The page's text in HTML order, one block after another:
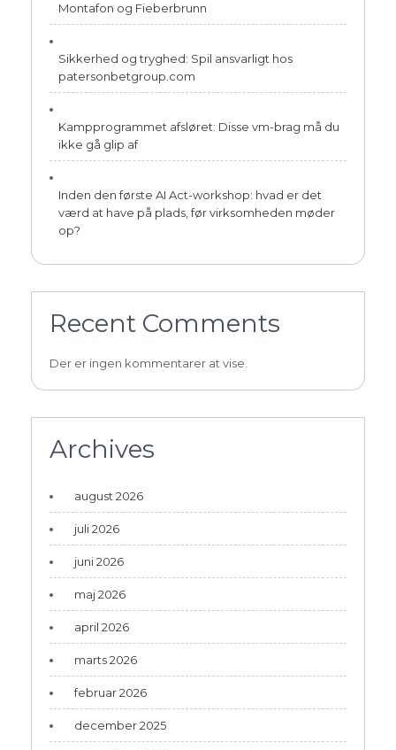
Montafon og Fieberbrunn
Sikkerhed og tryghed: Spil ansvarligt hos
patersonbetgroup.com
Kampprogrammet afsløret: Disse vm-brag må du
ikke gå glip af
Inden den første AI Act-workshop: hvad er det
værd at have på plads, før virksomheden møder
op?
Recent Comments
Der er ingen kommentarer at vise.
Archives
august 2026
juli 2026
juni 2026
maj 2026
april 2026
marts 2026
februar 2026
december 2025